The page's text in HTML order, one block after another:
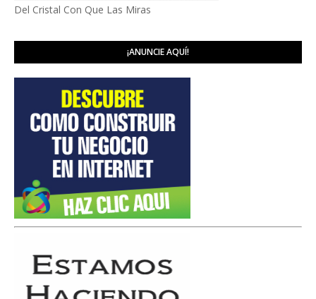
Del Cristal Con Que Las Miras
¡ANUNCIE AQUÍ!